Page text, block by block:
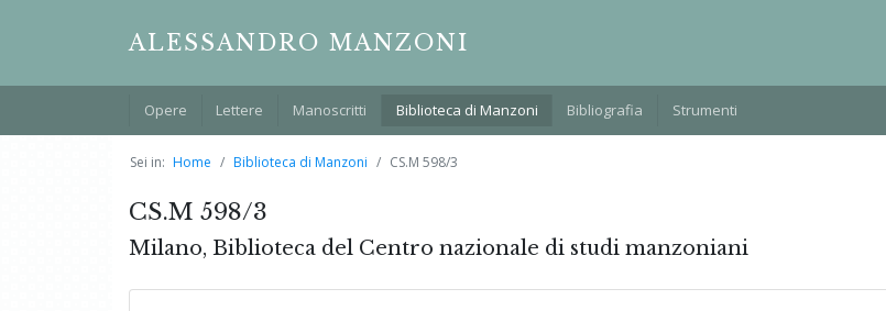
ALESSANDRO MANZONI
Opere Lettere Manoscritti Biblioteca di Manzoni Bibliografia Strumenti
Sei in: Home Biblioteca di Manzoni CS.M 598/3
CS.M 598/3
Milano, Biblioteca del Centro nazionale di studi manzoniani